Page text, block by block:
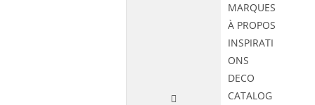
MARQUES
À PROPOS
INSPIRATI
ONS
DECO
CATALOG